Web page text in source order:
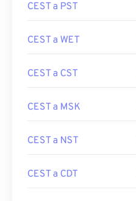
CEST a PST
CEST a WET
CEST a CST
CEST a MSK
CEST a NST
CEST a CDT